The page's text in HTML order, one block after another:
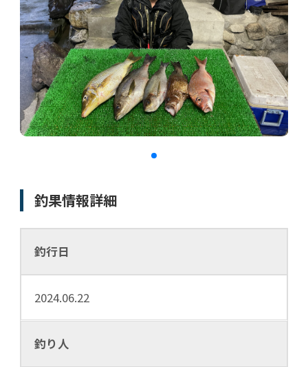
釣果情報詳細
釣行日
2024.06.22
釣り人